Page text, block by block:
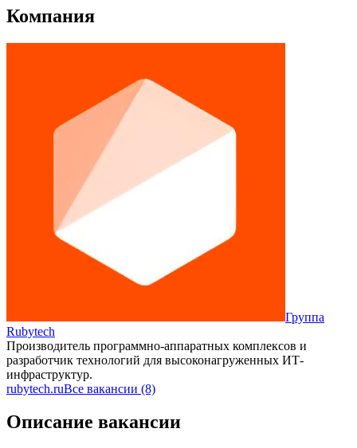
Компания
Группа
Rubytech
Производитель программно-аппаратных комплексов и
разработчик технологий для высоконагруженных ИТ-
инфраструктур.
rubytech.ruВсе вакансии (8)
Описание вакансии